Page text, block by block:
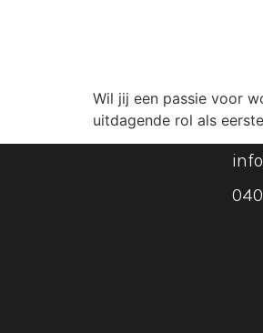
Wil jij een passie voor
uitdagende rol als